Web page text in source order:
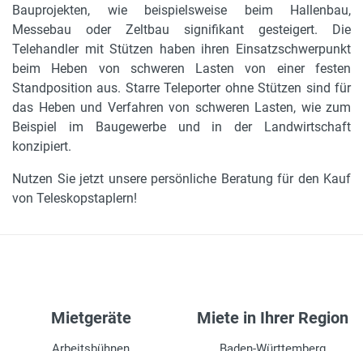
Bauprojekten, wie beispielsweise beim Hallenbau,
Messebau oder Zeltbau signifikant gesteigert. Die
Telehandler mit Stützen haben ihren Einsatzschwerpunkt
beim Heben von schweren Lasten von einer festen
Standposition aus. Starre Teleporter ohne Stützen sind für
das Heben und Verfahren von schweren Lasten, wie zum
Beispiel im Baugewerbe und in der Landwirtschaft
konzipiert.
Nutzen Sie jetzt unsere persönliche Beratung für den Kauf
von Teleskopstaplern!
Mietgeräte Miete in Ihrer Region